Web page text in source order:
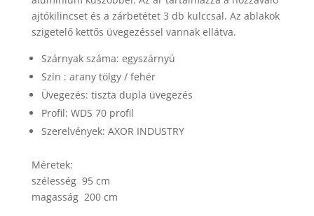
ajtókilincset és a zárbetétet 3 db kulccsal. Az ablakok
szigetelő kettős üvegezéssel vannak ellátva.
Szárnyak száma: egyszárnyú
Szín : arany tölgy / fehér
Üvegezés: tiszta dupla üvegezés
Profil: WDS 70 profil
Szerelvények: AXOR INDUSTRY
Méretek:
szélesség 95 cm
magasság 200 cm
They are
needed for
the website
Statistics
improve the